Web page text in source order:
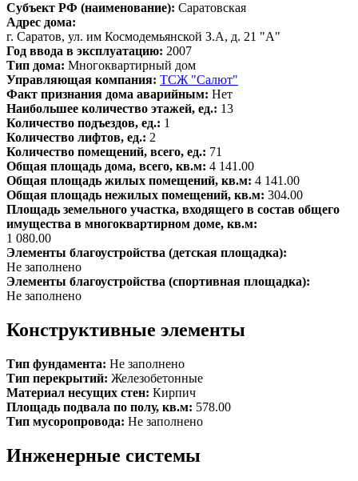
Субъект РФ (наименование): Саратовская
Адрес дома:
г. Саратов, ул. им Космодемьянской З.А, д. 21 "А"
Год ввода в эксплуатацию: 2007
Тип дома: Многоквартирный дом
Управляющая компания: ТСЖ "Салют"
Факт признания дома аварийным: Нет
Наибольшее количество этажей, ед.: 13
Количество подъездов, ед.: 1
Количество лифтов, ед.: 2
Количество помещений, всего, ед.: 71
Общая площадь дома, всего, кв.м: 4 141.00
Общая площадь жилых помещений, кв.м: 4 141.00
Общая площадь нежилых помещений, кв.м: 304.00
Площадь земельного участка, входящего в состав общего
имущества в многоквартирном доме, кв.м:
1 080.00
Элементы благоустройства (детская площадка):
Не заполнено
Элементы благоустройства (спортивная площадка):
Не заполнено
Конструктивные элементы
Тип фундамента: Не заполнено
Тип перекрытий: Железобетонные
Материал несущих стен: Кирпич
Площадь подвала по полу, кв.м: 578.00
Тип мусоропровода: Не заполнено
Инженерные системы